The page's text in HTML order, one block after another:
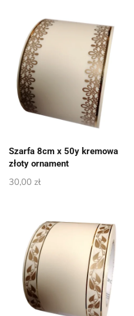
Szarfa 8cm x 50y kremowa
złoty ornament
30,00 zł